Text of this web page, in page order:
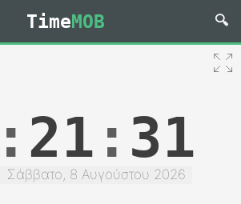
TimeMOB
: 21 : 31
Σάββατο, 8 Αυγούστου 2026